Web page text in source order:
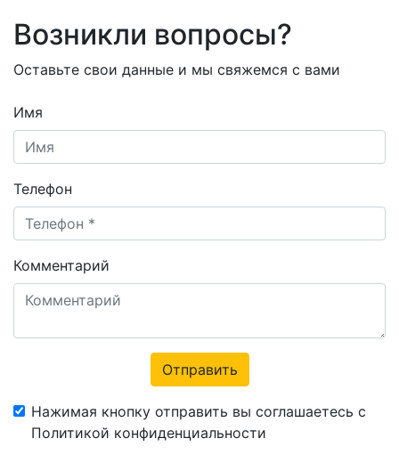
Возникли вопросы?
Оставьте свои данные и мы свяжемся с вами
Имя
Телефон
Комментарий
Отправить
Нажимая кнопку отправить вы соглашаетесь с
Политикой конфиденциальности